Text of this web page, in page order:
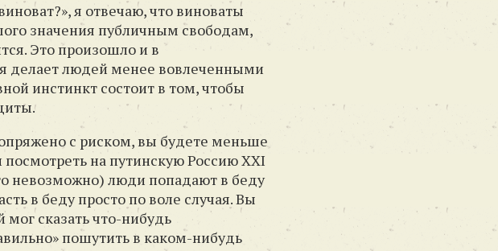
я отвечаю, что виноваты
значения публичным свободам,
Это произошло и в
делает людей менее вовлеченными
инстинкт состоит в том, чтобы
с риском, вы будете меньше
посмотреть на путинскую Россию XXI
невозможно) люди попадают в беду
в беду просто по воле случая. Вы
сказать что-нибудь
пошутить в каком-нибудь